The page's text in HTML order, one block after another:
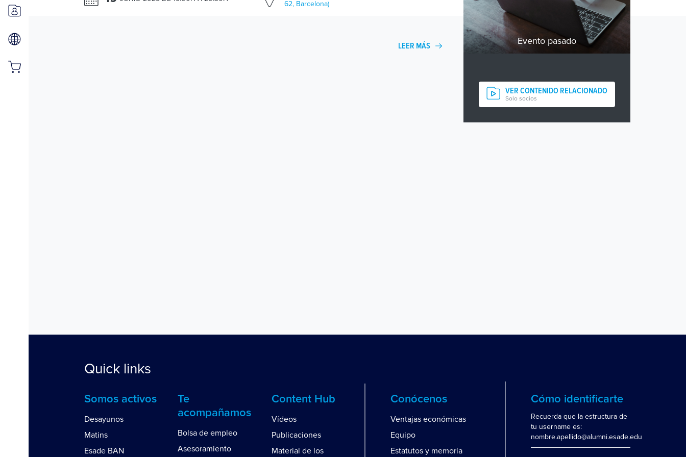
Evento pasado
VER CONTENIDO RELACIONADO
Solo socios
62, Barcelona)
LEER MÁS
Quick links
Somos activos
Desayunos
Matins
Esade BAN
Te
acompañamos
Bolsa de empleo
Asesoramiento
Content Hub
Vídeos
Publicaciones
Material de los
Conócenos
Ventajas económicas
Equipo
Estatutos y memoria
Cómo identificarte
Recuerda que la estructura de
tu username es:
nombre.apellido@alumni.esade.edu